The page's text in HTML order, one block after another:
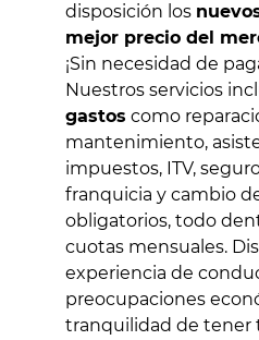
disposición los
mejor precio del
¡Sin necesidad de
Nuestros servicios
gastos como
mantenimiento,
impuestos, ITV,
franquicia y cambio
obligatorios, todo
cuotas mensuales.
experiencia de
preocupaciones
tranquilidad de tener